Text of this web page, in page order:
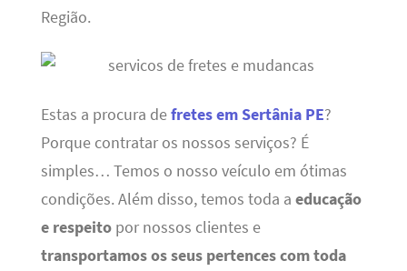
Região.
Estas a procura defretes em Sertânia PE?
Porque contratar os nossos serviços? É
simples… Temos o nosso veículo em ótimas
condições. Além disso, temos toda a educação
e respeitopor nossos clientes e
transportamos os seus pertences com toda